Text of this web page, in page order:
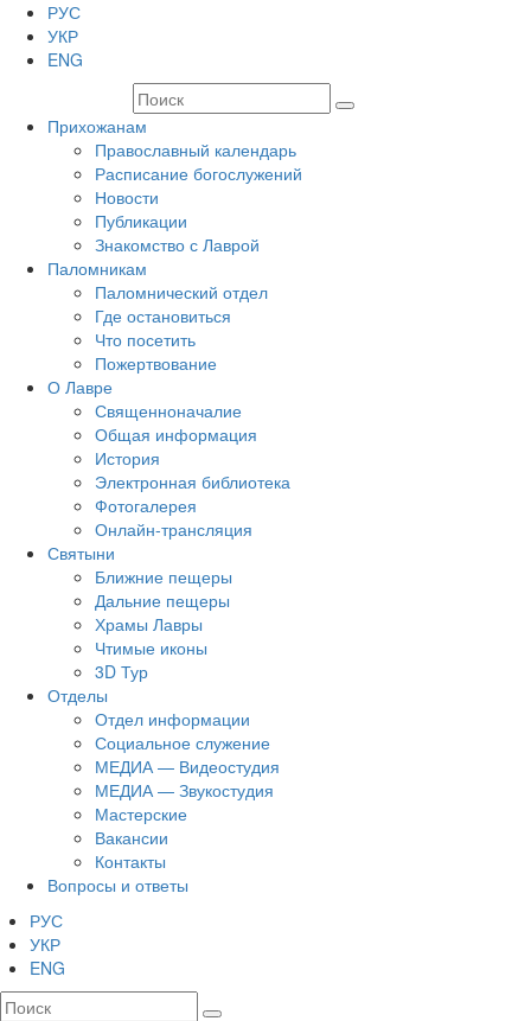
РУС
УКР
ENG
Прихожанам
Православный календарь
Расписание богослужений
Новости
Публикации
Знакомство с Лаврой
Паломникам
Паломнический отдел
Где остановиться
Что посетить
Пожертвование
О Лавре
Священноначалие
Общая информация
История
Электронная библиотека
Фотогалерея
Онлайн-трансляция
Святыни
Ближние пещеры
Дальние пещеры
Храмы Лавры
Чтимые иконы
3D Тур
Отделы
Отдел информации
Социальное служение
МЕДИА — Видеостудия
МЕДИА — Звукостудия
Мастерские
Вакансии
Контакты
Вопросы и ответы
РУС
УКР
ENG